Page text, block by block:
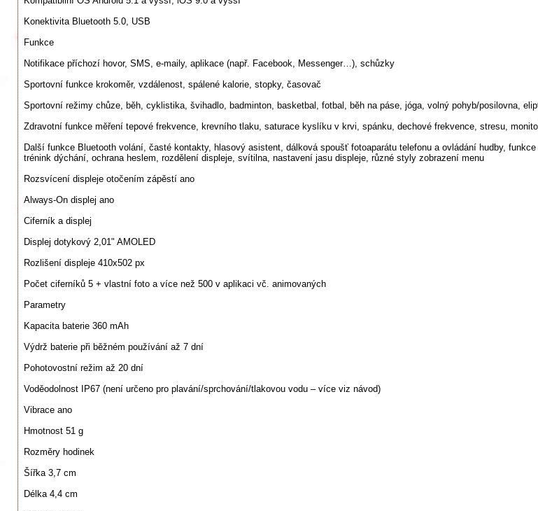
Konektivita Bluetooth 5.0, USB
Funkce
Notifikace příchozí hovor, SMS, e-maily, aplikace (např. Facebook, Messenger…), schůzky
Sportovní funkce krokoměr, vzdálenost, spálené kalorie, stopky, časovač
Sportovní režimy chůze, běh, cyklistika, švihadlo, badminton, basketbal, fotbal, běh na páse, jóga, volný pohyb/posilovna,
Zdravotní funkce měření tepové frekvence, krevního tlaku, saturace kyslíku v krvi, spánku, dechové frekvence, stresu,
Další funkce Bluetooth volání, časté kontakty, hlasový asistent, dálková spoušť fotoaparátu telefonu a ovládání hudby,
trénink dýchání, ochrana heslem, rozdělení displeje, svítilna, nastavení jasu displeje, různé styly zobrazení menu
Rozsvícení displeje otočením zápěstí ano
Always-On displej ano
Ciferník a displej
Displej dotykový 2,01" AMOLED
Rozlišení displeje 410x502 px
Počet ciferníků 5 + vlastní foto a více než 500 v aplikaci vč. animovaných
Parametry
Kapacita baterie 360 mAh
Výdrž baterie při běžném používání až 7 dní
Pohotovostní režim až 20 dní
Voděodolnost IP67 (není určeno pro plavání/sprchování/tlakovou vodu –⁠ více viz návod)
Vibrace ano
Hmotnost 51 g
Rozměry hodinek
Šířka 3,7 cm
Délka 4,4 cm